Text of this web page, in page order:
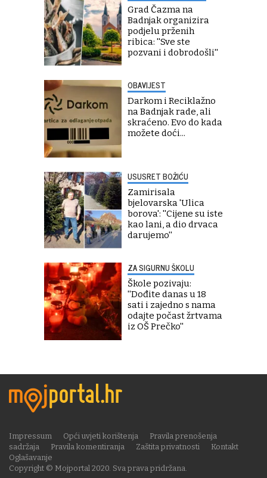
Grad Čazma na
Badnjak organizira
podjelu prženih
ribica: ''Sve ste
pozvani i dobrodošli''
OBAVIJEST
Darkom i Reciklažno
na Badnjak rade, ali
skraćeno. Evo do kada
možete doći...
USUSRET BOŽIĆU
Zamirisala
bjelovarska 'Ulica
borova': ''Cijene su iste
kao lani, a dio drvaca
darujemo''
ZA SIGURNU ŠKOLU
Škole pozivaju:
''Dođite danas u 18
sati i zajedno s nama
odajte počast žrtvama
iz OŠ Prečko''
Copyright © Mojportal 2020. Sva prava pridržana.
Impressum Opći uvjeti korištenja
Pravila prenošenja
sadržaja
Pravila komentiranja Zaštita privatnosti
Kontakt
Oglašavanje